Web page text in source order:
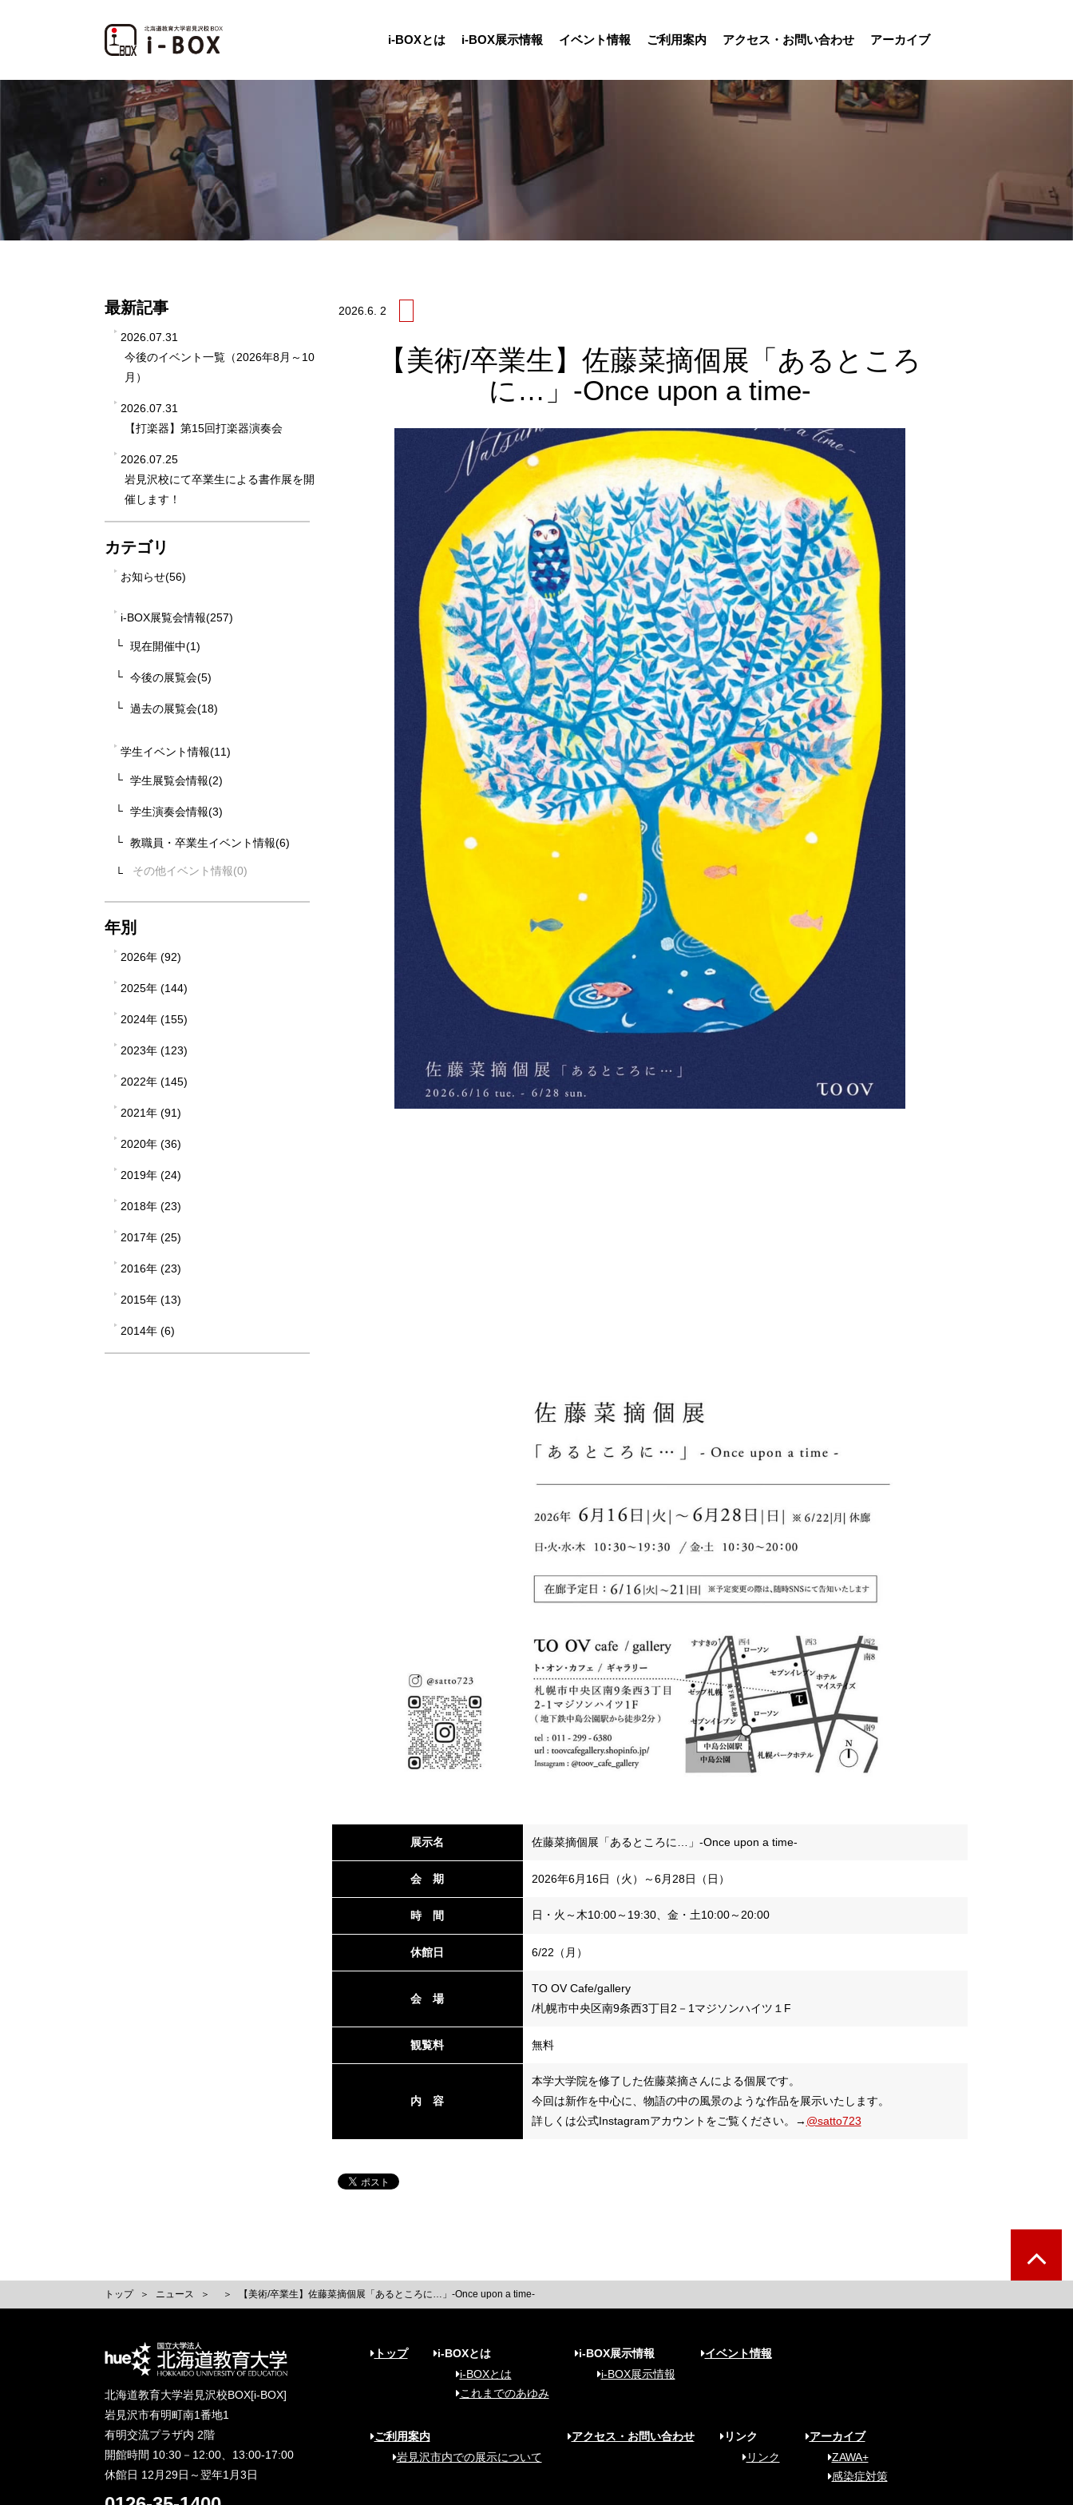
i-BOXとは i-BOX展示情報 イベント情報 ご利用案内 アクセス・お問い合わせ アーカイブ
2026. 6. 2
【美術/卒業生】佐藤菜摘個展「あるところ
に…」-Once upon a time-
展示名 佐藤菜摘個展「あるところに…」-Once upon a time-
会 期 2026年6月16日（火）～6月28日（日）
時 間 日・火～木10:00～19:30、金・土10:00～20:00
休館日 6/22（月）
会 場
TO OV Cafe/gallery
/札幌市中央区南9条西3丁目2－1マジソンハイツ１F
観覧料 無料
内 容
本学大学院を修了した佐藤菜摘さんによる個展です。
今回は新作を中心に、物語の中の風景のような作品を展示いたします。
詳しくは公式Instagramアカウントをご覧ください。→ @satto723
最新記事
2026.07.31
今後のイベント一覧（2026年8月～10
月）
2026.07.31
【打楽器】第15回打楽器演奏会
2026.07.25
岩見沢校にて卒業生による書作展を開
催します！
カテゴリ
お知らせ(56)
i-BOX展覧会情報(257)
現在開催中(1)
今後の展覧会(5)
過去の展覧会(18)
学生イベント情報(11)
学生展覧会情報(2)
学生演奏会情報(3)
教職員・卒業生イベント情報(6)
その他イベント情報
年別
2026年 (92)
2025年 (144)
2024年 (155)
2023年 (123)
2022年 (145)
2021年 (91)
2020年 (36)
2019年 (24)
2018年 (23)
2017年 (25)
2016年 (23)
2015年 (13)
2014年 (6)
トップ ニュース 【美術/卒業生】佐藤菜摘個展「あるところに…」-Once upon a time-
北海道教育大学岩見沢校BOX[i-BOX]
岩見沢市有明町南1番地1
有明交流プラザ内 2階
開館時間 10:30－12:00、13:00-17:00
休館日 12月29日～翌年1月3日
トップ
i-BOXとは
i-BOXとは
これまでのあゆみ
i-BOX展示情報
i-BOX展示情報
イベント情報
ご利用案内
岩見沢市内での展示について
アクセス・お問い合わせ
リンク
リンク
アーカイブ
ZAWA+
感染症対策